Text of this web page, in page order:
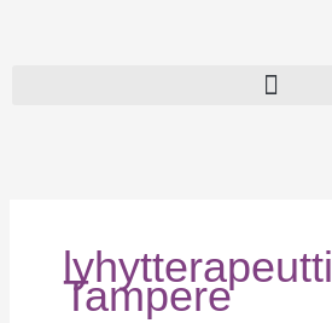
lyhytterapeutti
Tampere